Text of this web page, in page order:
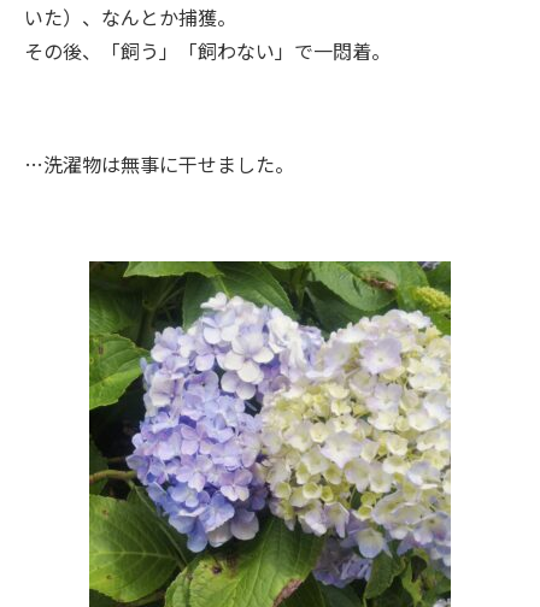
いた）、なんとか捕獲。
その後、「飼う」「飼わない」で一悶着。
…洗濯物は無事に干せました。